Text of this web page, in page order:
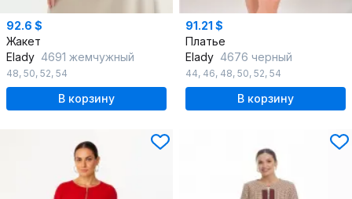
92.6 $
Жакет
Elady 4691 жемчужный
48, 50, 52, 54
В корзину
91.21 $
Платье
Elady 4676 черный
44, 46, 48, 50, 52, 54
В корзину